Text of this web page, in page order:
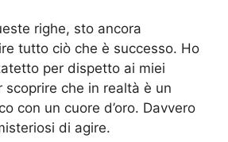
righe, sto ancora
tutto ciò che è successo. Ho
per dispetto ai miei
scoprire che in realtà è un
con un cuore d’oro. Davvero
di agire.